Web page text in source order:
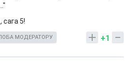
сага 5!
+1
МОДЕРАТОРУ